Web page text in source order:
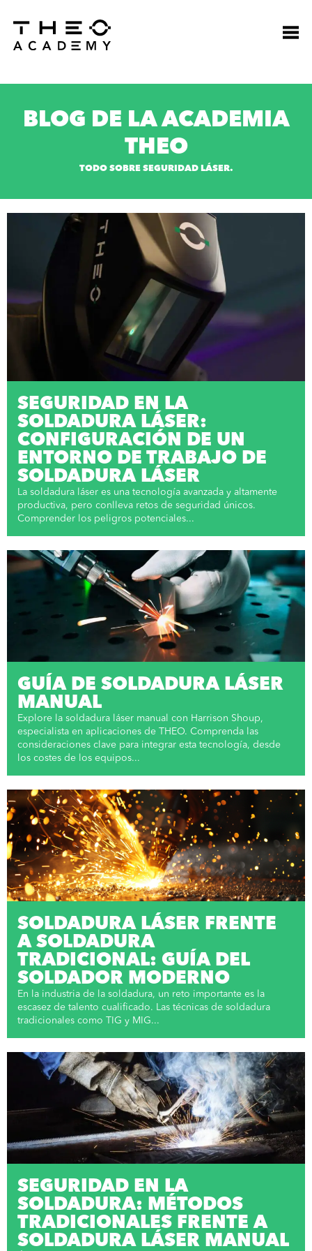
BLOG DE LA ACADEMIA
THEO
TODO SOBRE SEGURIDAD LÁSER.
SEGURIDAD EN LA
SOLDADURA LÁSER:
CONFIGURACIÓN DE UN
ENTORNO DE TRABAJO DE
SOLDADURA LÁSER
La soldadura láser es una tecnología avanzada y altamente
productiva, pero conlleva retos de seguridad únicos.
Comprender los peligros potenciales...
GUÍA DE SOLDADURA LÁSER
MANUAL
Explore la soldadura láser manual con Harrison Shoup,
especialista en aplicaciones de THEO. Comprenda las
consideraciones clave para integrar esta tecnología, desde
los costes de los equipos...
SOLDADURA LÁSER FRENTE
A SOLDADURA
TRADICIONAL: GUÍA DEL
SOLDADOR MODERNO
En la industria de la soldadura, un reto importante es la
escasez de talento cualificado. Las técnicas de soldadura
tradicionales como TIG y MIG...
SEGURIDAD EN LA
SOLDADURA: MÉTODOS
TRADICIONALES FRENTE A
SOLDADURA LÁSER MANUAL